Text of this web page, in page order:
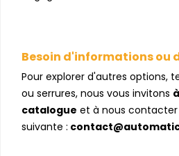
Besoin d'informations ou
Pour explorer d'autres options,
ou serrures, nous vous invitons
catalogue et à nous
suivante :